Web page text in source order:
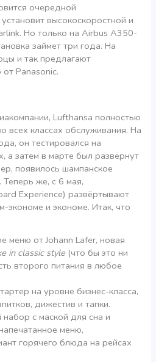
очередной
высокоскоростной и
Но только на Airbus A350-
займет три года. На
и так предлагают
Panasonic.
Lufthansa полностью
всех классах обслуживания. На
он тестировался на
а затем в марте был развёрнут
появилось шампанское
Теперь же, с 6 мая,
Experience) развёртывают
экономе и экономе. Итак, что
меню от Johann Lafer, новая
in classic style (что бы это ни
второго питания в любое
на уровне бизнес-класса,
дижестив и тапки.
с маской для сна и
меню,
горячего блюда на рейсах